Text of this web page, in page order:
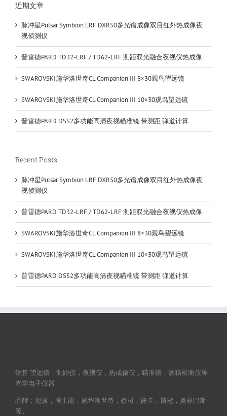
近期文章
脉冲星Pulsar Symbion LRF DXR50多光谱成像双目红外热成像夜
视侦测仪
普雷德PARD TD32-LRF / TD62-LRF 测距双光融合夜视仪热成像
SWAROVSKI施华洛世奇CL Companion III 8×30观鸟望远镜
SWAROVSKI施华洛世奇CL Companion III 10×30观鸟望远镜
普雷德PARD DS52多功能高清夜视瞄准镜 带测距 弹道计算
Recent Posts
脉冲星Pulsar Symbion LRF DXR50多光谱成像双目红外热成像夜
视侦测仪
普雷德PARD TD32-LRF / TD62-LRF 测距双光融合夜视仪热成像
SWAROVSKI施华洛世奇CL Companion III 8×30观鸟望远镜
SWAROVSKI施华洛世奇CL Companion III 10×30观鸟望远镜
普雷德PARD DS52多功能高清夜视瞄准镜 带测距 弹道计算
销售 望远镜，测距仪，夜视仪，热成像仪，瞄准镜，酒精检测仪等
光学电子仪器
品牌：尼康，博士能，施华洛世奇，蔡司，徕卡，博冠，奥林巴斯
等。